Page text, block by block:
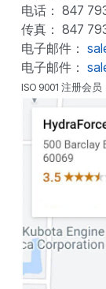
电话： 847
传真： 847
电子邮件：
电子邮件：
ISO 9001 注册会